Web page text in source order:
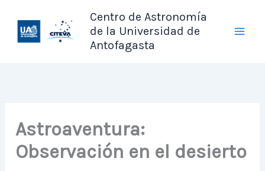
contenido
Centro de Astronomía
de la Universidad de
Antofagasta
Astroaventura:
Observación en el desierto